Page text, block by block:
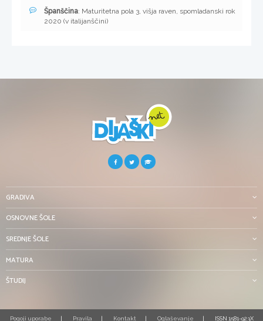
Španščina: Maturitetna pola 3, višja raven, spomladanski rok
2020 (v italijanščini)
GRADIVA
OSNOVNE ŠOLE
SREDNJE ŠOLE
MATURA
ŠTUDIJ
Pogoji uporabe Pravila Kontakt Oglaševanje ISSN 1581-923X